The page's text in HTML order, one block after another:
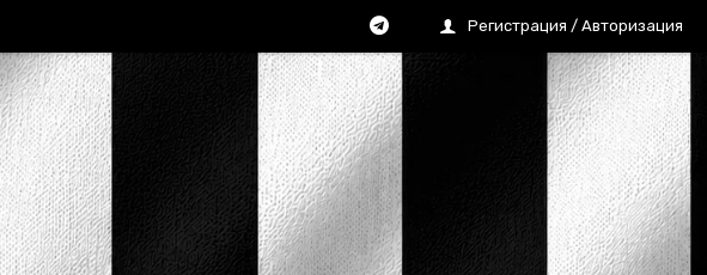
Регистрация / Авторизация